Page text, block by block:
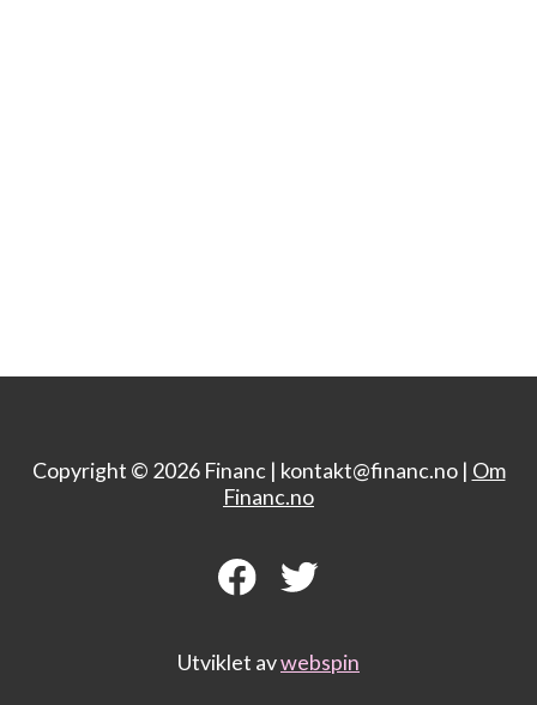
Copyright © 2026 Financ | kontakt@financ.no | Om
Financ.no
Utviklet avwebspin